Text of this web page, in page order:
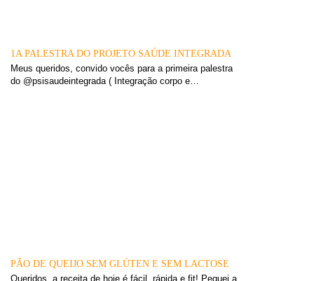
1A PALESTRA DO PROJETO SAÚDE INTEGRADA
Meus queridos, convido vocês para a primeira palestra
do @psisaudeintegrada ( Integração corpo e…
PÃO DE QUEIJO SEM GLÚTEN E SEM LACTOSE
Queridos, a receita de hoje é fácil, rápida e fit! Peguei a…